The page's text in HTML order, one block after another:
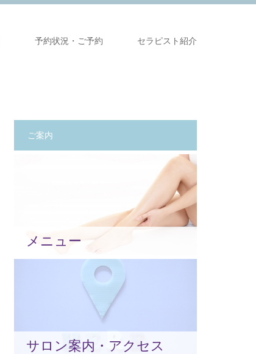
予約状況・ご予約 セラピスト紹介
ご案内
メニュー
サロン案内・アクセス